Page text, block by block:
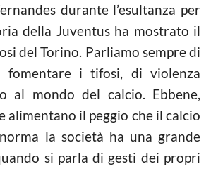
durante l’esultanza per
della Juventus ha mostrato il
del Torino. Parliamo sempre di
fomentare i tifosi, di violenza
al mondo del calcio. Ebbene,
alimentano il peggio che il calcio
la società ha una grande
si parla di gesti dei propri